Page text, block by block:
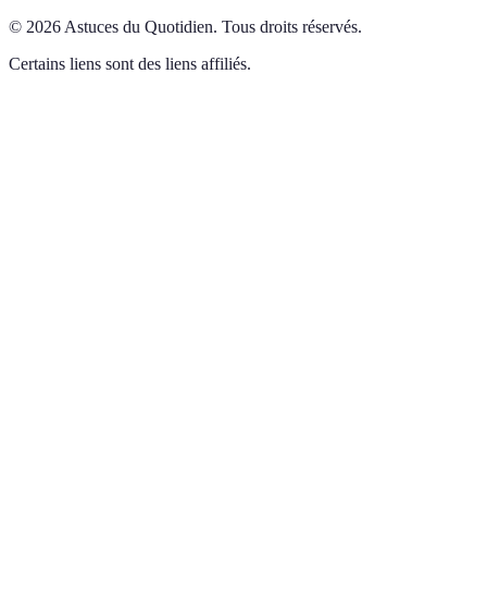
© 2026 Astuces du Quotidien. Tous droits réservés.
Certains liens sont des liens affiliés.